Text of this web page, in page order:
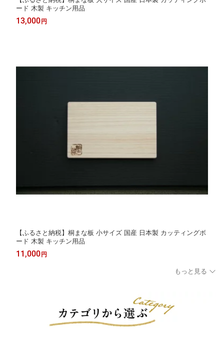
ード 木製 キッチン用品
13,000円
【ふるさと納税】桐まな板 小サイズ 国産 日本製 カッティングボ
ード 木製 キッチン用品
11,000円
もっと見る